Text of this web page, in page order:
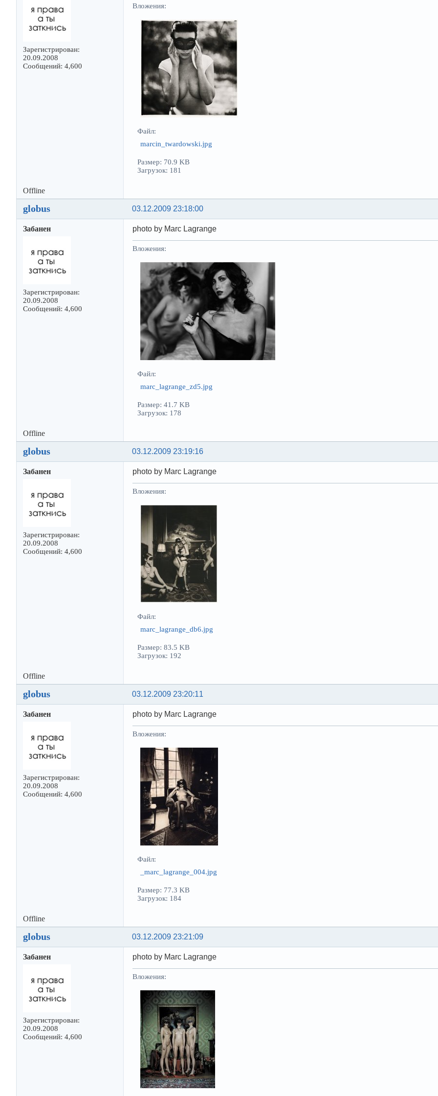
Зарегистрирован:
20.09.2008
Сообщений: 4,600
Вложения:
Файл:
marcin_twardowski.jpg
Размер: 70.9 KB
Загрузок: 181
Offline
03.12.2009 23:18:00
globus
Забанен
Зарегистрирован:
20.09.2008
Сообщений: 4,600
photo by Marc Lagrange
Вложения:
Файл:
marc_lagrange_zd5.jpg
Размер: 41.7 KB
Загрузок: 178
Offline
03.12.2009 23:19:16
globus
Забанен
Зарегистрирован:
20.09.2008
Сообщений: 4,600
photo by Marc Lagrange
Вложения:
Файл:
marc_lagrange_db6.jpg
Размер: 83.5 KB
Загрузок: 192
Offline
03.12.2009 23:20:11
globus
Забанен
Зарегистрирован:
20.09.2008
Сообщений: 4,600
photo by Marc Lagrange
Вложения:
Файл:
_marc_lagrange_004.jpg
Размер: 77.3 KB
Загрузок: 184
Offline
03.12.2009 23:21:09
globus
Забанен
Зарегистрирован:
20.09.2008
Сообщений: 4,600
photo by Marc Lagrange
Вложения: